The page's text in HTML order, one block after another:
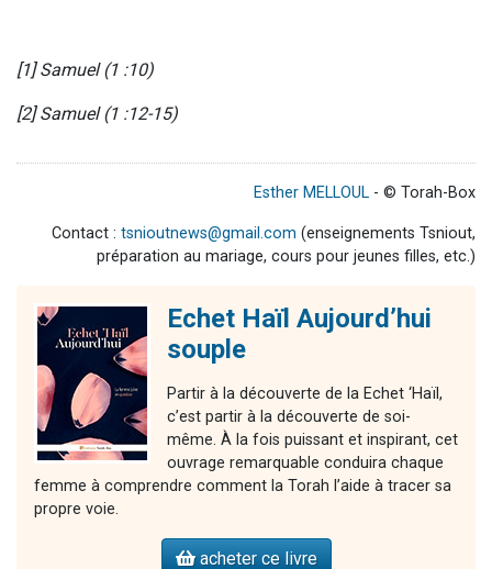
[1] Samuel (1 :10)
[2] Samuel (1 :12-15)
Esther MELLOUL - © Torah-Box
Contact : tsnioutnews@gmail.com (enseignements Tsniout,
préparation au mariage, cours pour jeunes filles, etc.)
Echet Haïl Aujourd’hui
souple
Partir à la découverte de la Echet ‘Haïl,
c’est partir à la découverte de soi-
même. À la fois puissant et inspirant, cet
ouvrage remarquable conduira chaque
femme à comprendre comment la Torah l’aide à tracer sa
propre voie.
acheter ce livre